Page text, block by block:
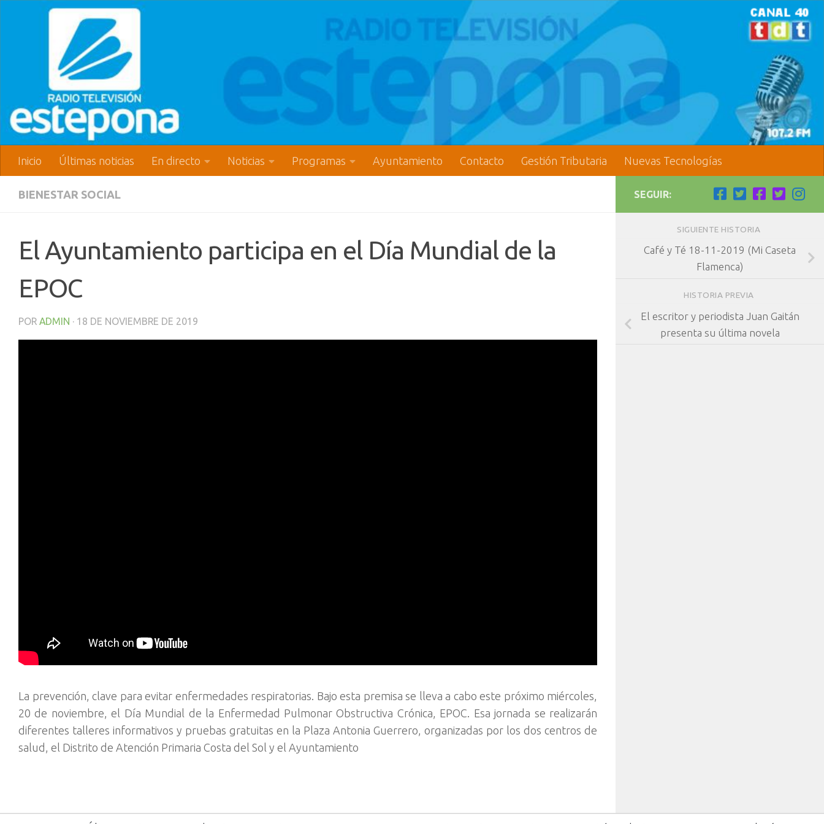
Inicio Últimas noticias En directo Noticias Programas Ayuntamiento Contacto Gestión Tributaria Nuevas Tecnologías
BIENESTAR SOCIAL
El Ayuntamiento participa en el Día Mundial de la
EPOC
POR ADMIN · 18 DE NOVIEMBRE DE 2019
La prevención, clave para evitar enfermedades respiratorias. Bajo esta premisa se lleva a cabo este próximo miércoles,
20 de noviembre, el Día Mundial de la Enfermedad Pulmonar Obstructiva Crónica, EPOC. Esa jornada se realizarán
diferentes talleres informativos y pruebas gratuitas en la Plaza Antonia Guerrero, organizadas por los dos centros de
salud, el Distrito de Atención Primaria Costa del Sol y el Ayuntamiento
SEGUIR:
SIGUIENTE HISTORIA
Café y Té 18-11-2019 (Mi Caseta
Flamenca)
HISTORIA PREVIA
El escritor y periodista Juan Gaitán
presenta su última novela